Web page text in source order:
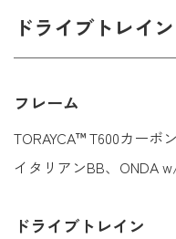
ドライブトレイン
フレーム
TORAYCA™ T600カーボ
イタリアンBB、ONDA
ドライブトレイン